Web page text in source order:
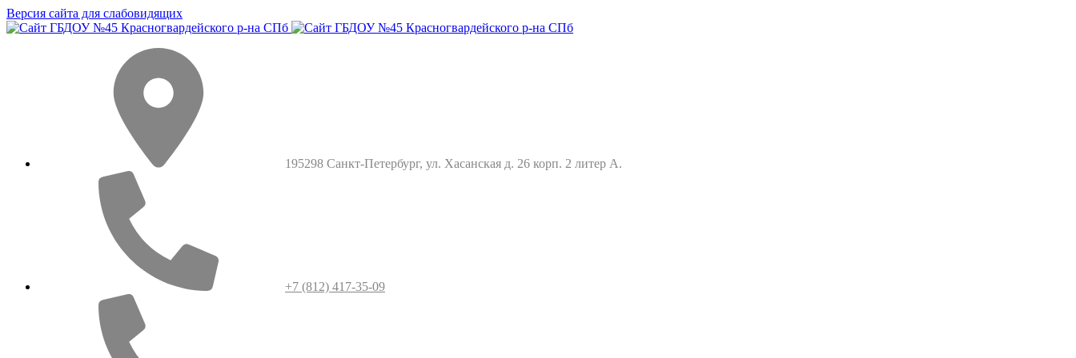
Версия сайта для слабовидящих
195298 Санкт-Петербург, ул. Хасанская д. 26 корп. 2 литер А.
+7 (812) 417-35-09